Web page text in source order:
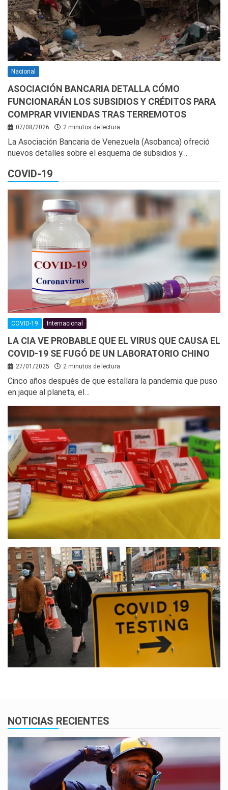
Nacional
ASOCIACIÓN BANCARIA DETALLA CÓMO
FUNCIONARÁN LOS SUBSIDIOS Y CRÉDITOS PARA
COMPRAR VIVIENDAS TRAS TERREMOTOS
07/08/2026 2 minutos de lectura
La Asociación Bancaria de Venezuela (Asobanca) ofreció
nuevos detalles sobre el esquema de subsidios y…
COVID-19
COVID-19 Internacional
LA CIA VE PROBABLE QUE EL VIRUS QUE CAUSA EL
COVID-19 SE FUGÓ DE UN LABORATORIO CHINO
27/01/2025 2 minutos de lectura
Cinco años después de que estallara la pandemia que puso
en jaque al planeta, el…
NOTICIAS RECIENTES